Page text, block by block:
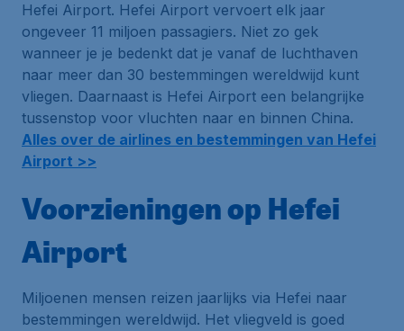
Hefei Airport. Hefei Airport vervoert elk jaar
ongeveer 11 miljoen passagiers. Niet zo gek
wanneer je je bedenkt dat je vanaf de luchthaven
naar meer dan 30 bestemmingen wereldwijd kunt
vliegen. Daarnaast is Hefei Airport een belangrijke
tussenstop voor vluchten naar en binnen China.
Alles over de airlines en bestemmingen van Hefei
Airport >>
Voorzieningen op Hefei
Airport
Miljoenen mensen reizen jaarlijks via Hefei naar
bestemmingen wereldwijd. Het vliegveld is goed